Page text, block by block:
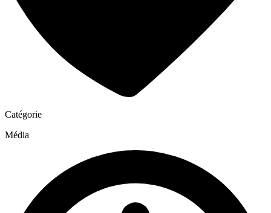
Catégorie
Média